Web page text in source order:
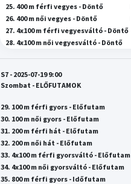
25. 400 m férfi vegyes - Döntő
26. 400 m női vegyes - Döntő
27. 4x100 m férfi vegyesváltó - Döntő
28. 4x100 m női vegyesváltó - Döntő
S7 - 2025-07-19 9:00
Szombat - ELŐFUTAMOK
29. 100 m férfi gyors - Előfutam
30. 100 m női gyors - Előfutam
31. 200 m férfi hát - Előfutam
32. 200 m női hát - Előfutam
33. 4x100 m férfi gyorsváltó - Előfutam
34. 4x100 m női gyorsváltó - Előfutam
35. 800 m férfi gyors - Időfutam